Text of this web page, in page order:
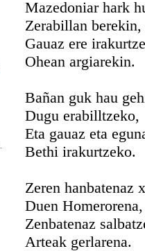
Mazedoniar hark
Zerabillan berekin,
Gauaz ere
Ohean argiarekin.
Bañan guk hau
Dugu erabilltzeko,
Eta gauaz eta
Bethi irakurtzeko.
Zeren hanbatenaz
Duen Homerorena,
Zenbatenaz
Arteak gerlarena.